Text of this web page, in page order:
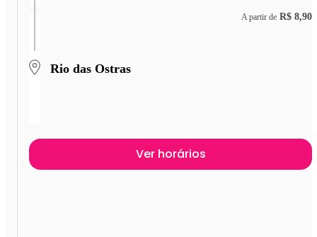
Rio das Ostras
A partir de R$ 8,90
Ver horários